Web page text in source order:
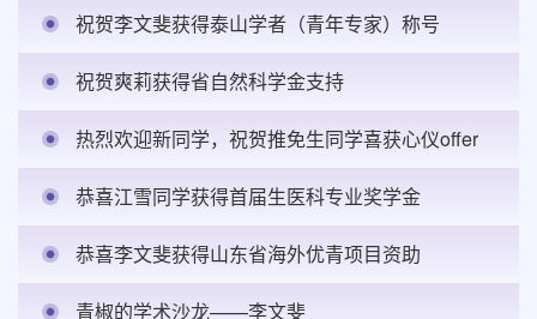
祝贺李文斐获得泰山学者（青年专家）称号
祝贺爽莉获得省自然科学金支持
热烈欢迎新同学，祝贺推免生同学喜获心仪offer
恭喜江雪同学获得首届生医科专业奖学金
恭喜李文斐获得山东省海外优青项目资助
青椒的学术沙龙——李文斐